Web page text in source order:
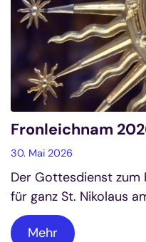
Fronleichnam
30. Mai 2026
Der Gottesdienst
für ganz St. Nikolaus
Mehr